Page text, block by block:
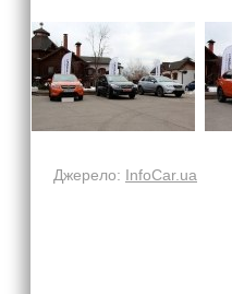
Джерело: InfoCar.ua